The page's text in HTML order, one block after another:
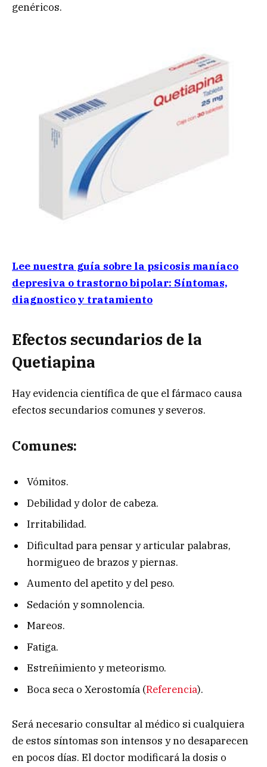
genéricos.
Lee nuestra guía sobre la psicosis maníaco
depresiva o trastorno bipolar: Síntomas,
diagnostico y tratamiento
Efectos secundarios de la
Quetiapina
Hay evidencia científica de que el fármaco causa
efectos secundarios comunes y severos.
Comunes:
Vómitos.
Debilidad y dolor de cabeza.
Irritabilidad.
Dificultad para pensar y articular palabras,
hormigueo de brazos y piernas.
Aumento del apetito y del peso.
Sedación y somnolencia.
Mareos.
Fatiga.
Estreñimiento y meteorismo.
Boca seca o Xerostomía (Referencia).
Será necesario consultar al médico si cualquiera
de estos síntomas son intensos y no desaparecen
en pocos días. El doctor modificará la dosis o